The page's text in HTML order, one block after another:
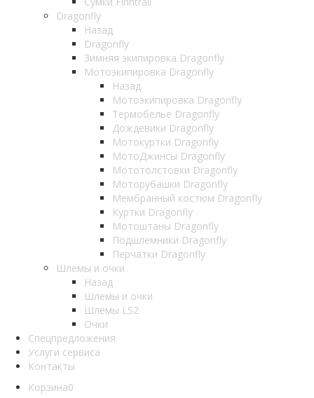
Dragonfly
Назад
Dragonfly
Зимняя экипировка Dragonfly
Мотоэкипировка Dragonfly
Назад
Мотоэкипировка Dragonfly
Термобелье Dragonfly
Дождевики Dragonfly
Мотокуртки Dragonfly
МотоДжинсы Dragonfly
Мототолстовки Dragonfly
Моторубашки Dragonfly
Мембранный костюм Dragonfly
Куртки Dragonfly
Мотоштаны Dragonfly
Подшлемники Dragonfly
Перчатки Dragonfly
Шлемы и очки
Назад
Шлемы и очки
Шлемы LS2
Очки
Спецпредложения
Услуги сервиса
Контакты
Корзина0